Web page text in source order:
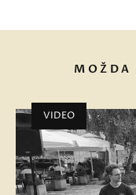
MOŽDA
VIDEO